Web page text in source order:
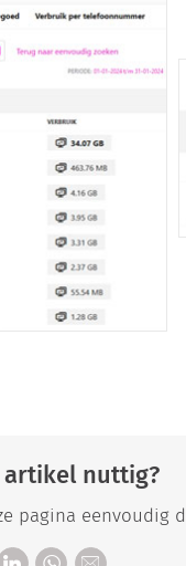
artikel nuttig?
pagina eenvoudig